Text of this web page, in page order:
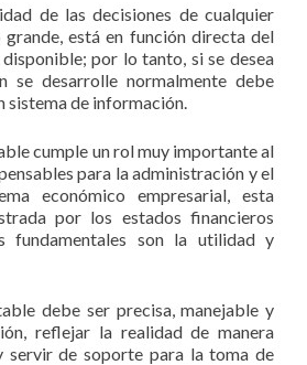
de las decisiones de cualquier
grande, está en función directa del
por lo tanto, si se desea
se desarrolle normalmente debe
sistema de información.
cumple un rol muy importante al
para la administración y el
económico empresarial, esta
por los estados financieros
fundamentales son la utilidad y
debe ser precisa, manejable y
reflejar la realidad de manera
servir de soporte para la toma de